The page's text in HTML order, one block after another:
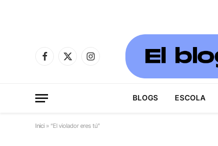
Facebook
X
Instagram
BLOGS ESCOLA
Inici » “El violador eres tú”